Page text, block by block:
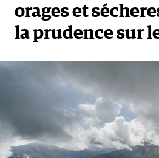
orages et
la prudence sur